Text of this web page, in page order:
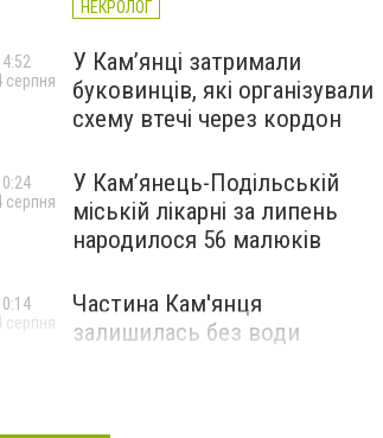
НЕКРОЛОГ
У Кам’янці затримали
буковинців, які організували
схему втечі через кордон
серпня
У Кам’янець-Подільській
міській лікарні за липень
народилося 56 малюків
серпня
Частина Кам'янця
залишилась без води
серпня